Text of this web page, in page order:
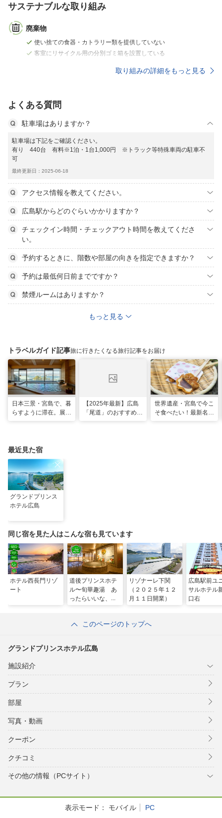
サステナブルな取り組み
廃棄物
使い捨ての食器・カトラリー類を提供していない
客室にリサイクル用の分別ゴミ箱を設置している
取り組みの詳細をもっと見る
よくある質問
駐車場はありますか？
駐車場は下記をご確認ください。
有り 440台 有料※1泊・1台1,000円 ※トラック等特殊車両の駐車不
可
最終更新日：2025-06-18
アクセス情報を教えてください。
広島駅からどのぐらいかかりますか？
チェックイン時間・チェックアウト時間を教えてくださ
い。
予約するときに、階数や部屋の向きを指定できますか？
予約は最低何日前までですか？
禁煙ルームはありますか？
もっと見る
トラベルガイド記事旅に行きたくなる旅行記事をお届け
日本三景・宮島で、暮
らすように滞在。展望
【2025年最新】広島
「尾道」のおすすめ観
世界遺産・宮島で今こ
そ食べたい！最新名物
最近見た宿
グランドプリンス
ホテル広島
同じ宿を見た人はこんな宿も見ています
ホテル西長門リゾ
ート
道後プリンスホテ
ル〜旬華趣湯 あ
ったらいいな、が
リゾナーレ下関
（２０２５年１２
月１１日開業）
広島駅前ユ
サルホテル
口右
このページのトップへ
グランドプリンスホテル広島
施設紹介
プラン
部屋
写真・動画
クーポン
クチコミ
その他の情報（PCサイト）
表示モード： モバイル PC